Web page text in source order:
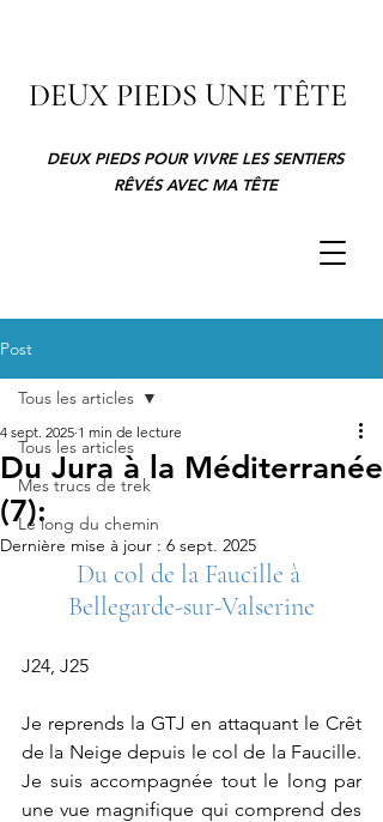
DEUX PIEDS UNE TÊTE
DEUX PIEDS POUR VIVRE LES SENTIERS
RÊVÉS AVEC MA TÊTE
Post
Tous les articles
Mes trucs de trek
Le long du chemin
Tous les articles
Du Jura à la Méditerranée
(7):
4 sept. 2025 1 min de lecture
Dernière mise à jour : 6 sept. 2025
Du col de la Faucille à
Bellegarde-sur-Valserine
J24, J25
Je reprends la GTJ en attaquant le Crêt
de la Neige depuis le col de la Faucille.
Je suis accompagnée tout le long par
une vue magnifique qui comprend des